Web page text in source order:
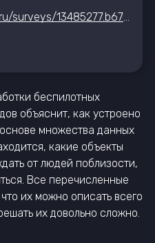
https://forms.yandex.ru/surveys/13485277.b673f1ad78e6a16d3fdde0327e87310de99f96ef/
беспилотных
объяснит, как устроено
множества данных
какие объекты
от людей поблизости,
Все перечисленные
их можно описать всего
их довольно сложно.